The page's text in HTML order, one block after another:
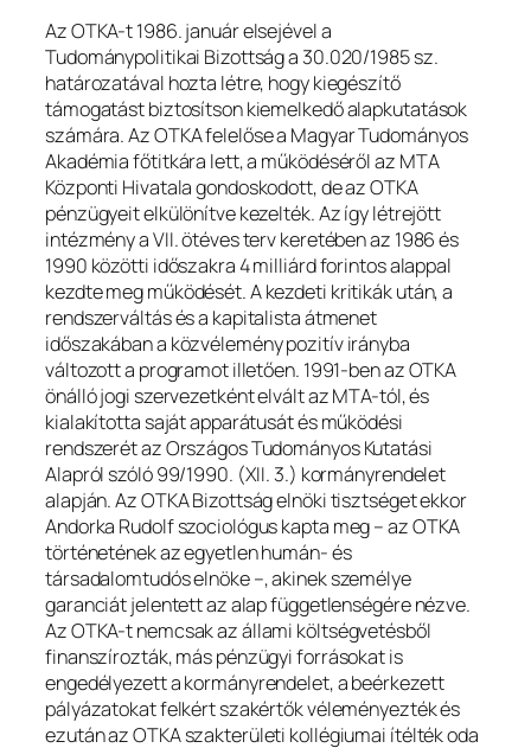
Az OTKA-t 1986. január elsejével a
Tudománypolitikai Bizottság a 30.020/1985 sz.
határozatával hozta létre, hogy kiegészítő
támogatást biztosítson kiemelkedő alapkutatások
számára. Az OTKA felelőse a Magyar Tudományos
Akadémia főtitkára lett, a működéséről az MTA
Központi Hivatala gondoskodott, de az OTKA
pénzügyeit elkülönítve kezelték. Az így létrejött
intézmény a VII. ötéves terv keretében az 1986 és
1990 közötti időszakra 4 milliárd forintos alappal
kezdte meg működését. A kezdeti kritikák után, a
rendszerváltás és a kapitalista átmenet
időszakában a közvélemény pozitív irányba
változott a programot illetően. 1991-ben az OTKA
önálló jogi szervezetként elvált az MTA-tól, és
kialakította saját apparátusát és működési
rendszerét az Országos Tudományos Kutatási
Alapról szóló 99/1990. (XII. 3.) kormányrendelet
alapján. Az OTKA Bizottság elnöki tisztséget ekkor
Andorka Rudolf szociológus kapta meg – az OTKA
történetének az egyetlen humán- és
társadalomtudós elnöke –, akinek személye
garanciát jelentett az alap függetlenségére nézve.
Az OTKA-t nemcsak az állami költségvetésből
finanszírozták, más pénzügyi forrásokat is
engedélyezett a kormányrendelet, a beérkezett
pályázatokat felkért szakértők véleményezték és
ezután az OTKA szakterületi kollégiumai ítélték oda